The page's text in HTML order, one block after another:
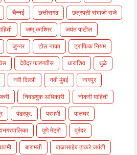
चैन्नई छत्तीसगढ
छत्रपती संभाजी राजे
जम्मू काश्मिर
जयंत पाटील
जुन्नर टोल नाका
ट्राफिक नियम
देवेंद्र फडणवीस धाराशिव
धुळे
नवी दिल्ली नवी मुंबई
नागपूर
निवडणुक अधिकारी
नोकरी माहिती
पंढरपूर. परभणी
पालघर
पुणे मेट्रो
पुरंदर
बारामती बाळासाहेब ठाकरे जयंती